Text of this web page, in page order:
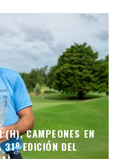
(H), CAMPEONES EN
EDICIÓN DEL